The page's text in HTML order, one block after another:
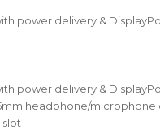
power delivery &
power delivery &
headphone/